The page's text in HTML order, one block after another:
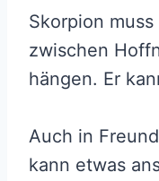
Skorpion
zwischen
hängen. Er
Auch in
kann etwas